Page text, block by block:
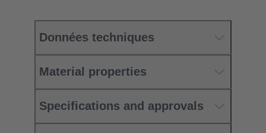
Données techniques
Material properties
Specifications and approvals